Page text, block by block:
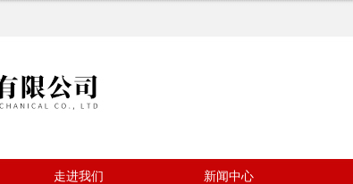
走进我们 新闻中心